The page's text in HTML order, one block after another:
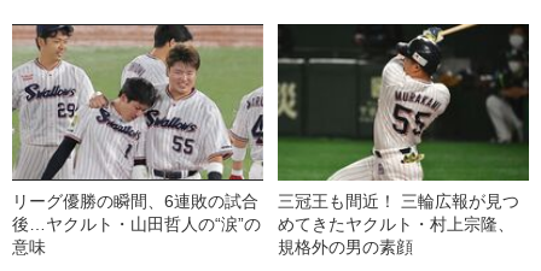
リーグ優勝の瞬間、6連敗の試合
後…ヤクルト・山田哲人の“涙”の
意味
三冠王も間近！ 三輪広報が見つ
めてきたヤクルト・村上宗隆、
規格外の男の素顔